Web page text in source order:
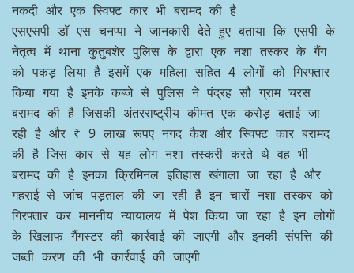
नकदी और एक स्विफ्ट कार भी बरामद की है
एसएसपी डॉ एस चनप्पा ने जानकारी देते हुए बताया कि एसपी के
नेतृत्व में थाना कुतुबशेर पुलिस के द्वारा एक नशा तस्कर के गैंग
को पकड़ लिया है इसमें एक महिला सहित 4 लोगों को गिरफ्तार
किया गया है इनके कब्जे से पुलिस ने पंद्रह सौ ग्राम चरस
बरामद की है जिसकी अंतरराष्ट्रीय कीमत एक करोड़ बताई जा
रही है और ₹ 9 लाख रूपए नगद कैश और स्विफ्ट कार बरामद
की है जिस कार से यह लोग नशा तस्करी करते थे वह भी
बरामद की है इनका क्रिमिनल इतिहास खंगाला जा रहा है और
गहराई से जांच पड़ताल की जा रही है इन चारों नशा तस्कर को
गिरफ्तार कर माननीय न्यायालय में पेश किया जा रहा है इन लोगों
के खिलाफ गैंगस्टर की कार्रवाई की जाएगी और इनकी संपत्ति की
जब्ती करण की भी कार्रवाई की जाएगी